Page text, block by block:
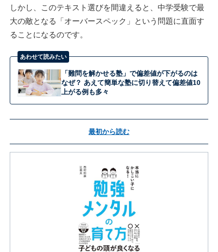
しかし、このテキスト選びを間違えると、中学受験で最
大の敵となる「オーバースペック」という問題に直面す
ることになるのです。
あわせて読みたい
「難問を解かせる塾」で偏差値が下がるのは
なぜ？ あえて簡単な塾に切り替えて偏差値10
上がる例も多々
最初から読む